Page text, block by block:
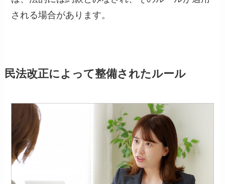
される場合があります。
民法改正によって整備されたルール